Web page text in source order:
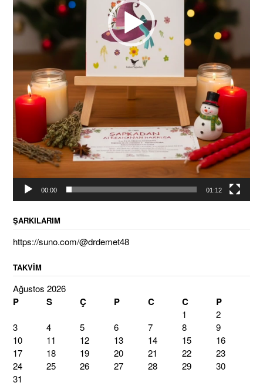
00:00 01:12
ŞARKILARIM
https://suno.com/@drdemet48
TAKVIM
Ağustos 2026
P S Ç P C C P
1
2
3
4 5 6 7 8
9
10
11 12 13 14 15
16
17
18 19 20 21 22
23
24
25 26 27 28 29
30
31